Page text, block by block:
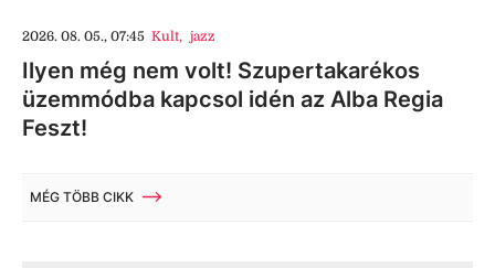
2026. 08. 05., 07:45 Kult, jazz
Ilyen még nem volt! Szupertakarékos
üzemmódba kapcsol idén az Alba Regia
Feszt!
MÉG TÖBB CIKK